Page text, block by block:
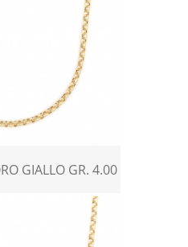
GIALLO GR. 4.00